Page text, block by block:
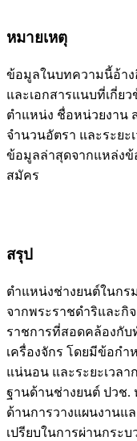
หมายเหตุ
ข้อมูลในบทความนี้อ้าง
และเอกสารแนบที่เกี่ย
ตำแหน่ง ชื่อหน่วยงาน
จำนวนอัตรา และระยะ
ข้อมูลล่าสุดจากแหล่งข้
สมัคร
สรุป
ตำแหน่งช่างยนต์ในกร
จากพระราชดำริและกิ
ราชการที่สอดคล้องกั
เครื่องจักร โดยมีข้อก
แน่นอน และระยะเวล
ฐานด้านช่างยนต์ ปวช
ด้านการวางแผนงานแ
เปรียบในการผ่านกระ